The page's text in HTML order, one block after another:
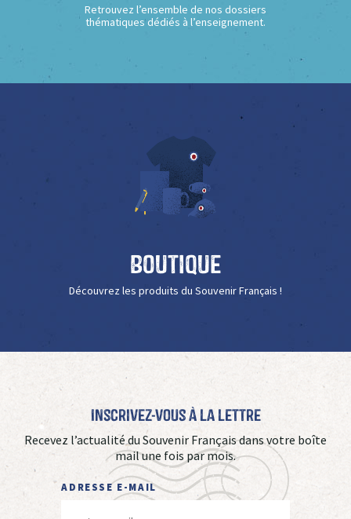
Retrouvez l’ensemble de nos dossiers
thématiques dédiés à l’enseignement.
Boutique
Découvrez les produits du Souvenir Français !
Inscrivez-vous à La Lettre
Recevez l’actualité du Souvenir Français dans votre boîte
mail une fois par mois.
ADRESSE E-MAIL